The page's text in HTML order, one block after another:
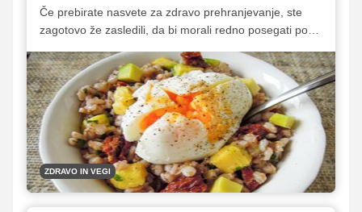
Če prebirate nasvete za zdravo prehranjevanje, ste
zagotovo že zasledili, da bi morali redno posegati po
uživanje ima več pozitivnih koristi. Med drugim ste
lahko hitreje siti, kar lahko tudi pomaga doseči in
vzdrževati primerno telesno težo.
ZDRAVO IN VEGI